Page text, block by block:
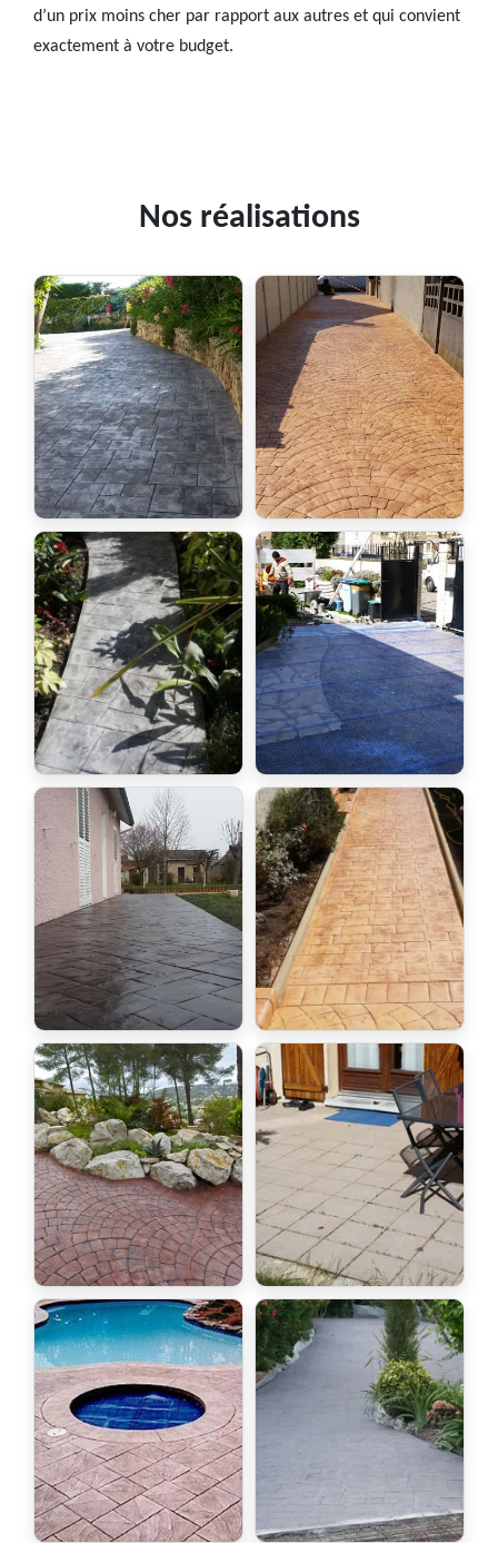
d’un prix moins cher par rapport aux autres et qui convient
exactement à votre budget.
Nos réalisations